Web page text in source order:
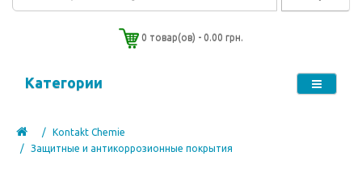
0 товар(ов) - 0.00 грн.
Категории
Kontakt Chemie
Защитные и антикоррозионные покрытия